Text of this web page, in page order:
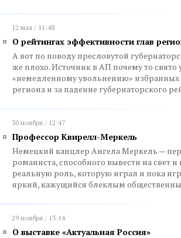
12 мая / 11:48
О рейтингах эффективности глав
А вот по поводу пресловутой
же плохо. Источник в АП почему то
«немедленному увольнению» избранных
региона и за падение губернаторского
30 ноября / 12:47
Профессор Квирелл-Меркель
Немецкий канцлер Ангела Меркель —
романиста, способного вывести на свет
реальную роль, которую играл и пока
яркий, кажущийся блеклым
29 ноября / 13:14
О выставке «Актуальная Россия»